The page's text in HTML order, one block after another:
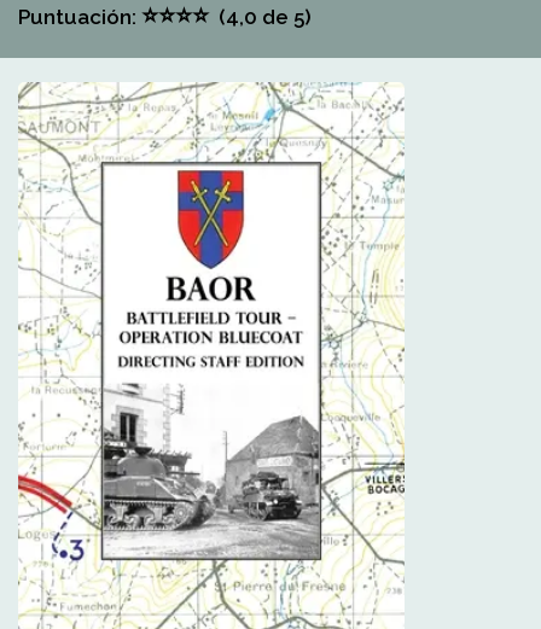
Puntuación: ⭐⭐⭐⭐(4,0 de 5)